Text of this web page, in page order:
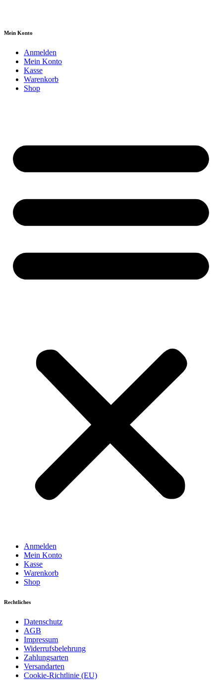
Mein Konto
Anmelden
Mein Konto
Kasse
Warenkorb
Shop
Anmelden
Mein Konto
Kasse
Warenkorb
Shop
Rechtliches
Datenschutz
AGB
Impressum
Widerrufsbelehrung
Zahlungsarten
Versandarten
Cookie-Richtlinie (EU)